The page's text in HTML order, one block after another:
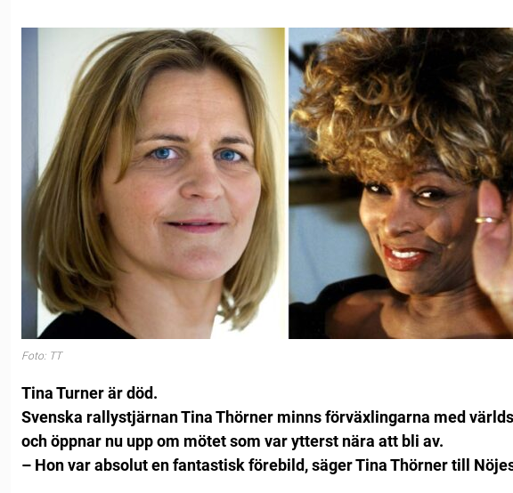
Foto: TT
Tina Turner är död.
Svenska rallystjärnan Tina Thörner minns förväxlingarna med
och öppnar nu upp om mötet som var ytterst nära att bli av.
– Hon var absolut en fantastisk förebild, säger Tina Thörner till